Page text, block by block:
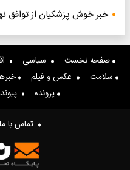
خبر خوش پزشکیان از توافق
صفحه نخست سیاسی
سلامت
عکس و فیلم
پرونده
تماس با ما